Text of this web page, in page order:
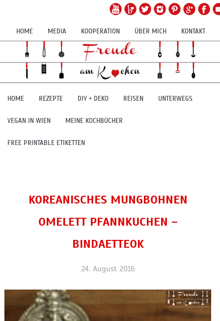
HOME MEDIA KOOPERATION ÜBER MICH KONTAKT
HOME REZEPTE DIY + DEKO REISEN UNTERWEGS
VEGAN IN WIEN MEINE KOCHBÜCHER
FREE PRINTABLE ETIKETTEN
KOREANISCHES MUNGBOHNEN
OMELETT PFANNKUCHEN –
BINDAETTEOK
24. August 2016